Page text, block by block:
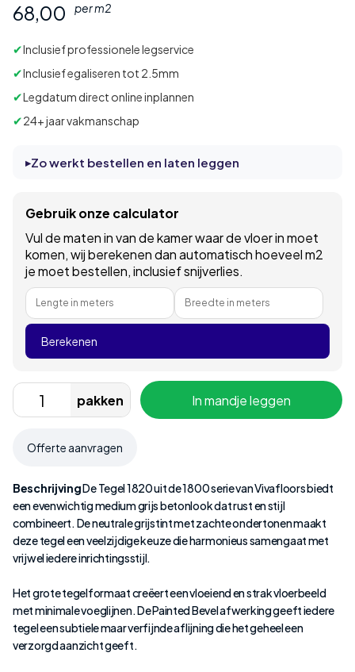
68,00 per m2
✔Inclusief professionele legservice
✔Inclusief egaliseren tot 2.5mm
✔Legdatum direct online inplannen
✔24+ jaar vakmanschap
Zo werkt bestellen en laten leggen
Gebruik onze calculator
Vul de maten in van de kamer waar de vloer in moet
komen, wij berekenen dan automatisch hoeveel m2
je moet bestellen, inclusief snijverlies.
Lengte in meters Breedte in meters
Berekenen
pakken In mandje leggen
Offerte aanvragen
BeschrijvingDe Tegel 1820 uit de 1800 serie van Vivafloors biedt
een evenwichtig medium grijs betonlook dat rust en stijl
combineert. De neutrale grijstint met zachte ondertonen maakt
deze tegel een veelzijdige keuze die harmonieus samengaat met
vrijwel iedere inrichtingsstijl.
Het grote tegelformaat creëert een vloeiend en strak vloerbeeld
met minimale voeglijnen. De Painted Bevel afwerking geeft iedere
tegel een subtiele maar verfijnde aflijning die het geheel een
verzorgd aanzicht geeft.